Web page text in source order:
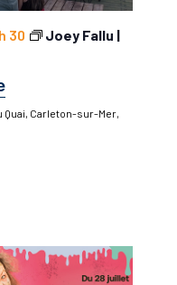
30
Joey Fallu |
Quai, Carleton-sur-Mer,